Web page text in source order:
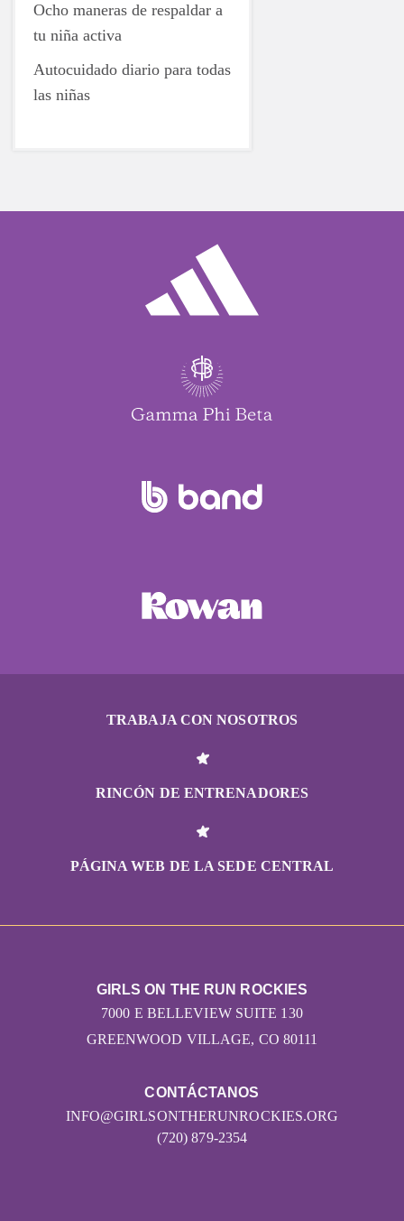
Ocho maneras de respaldar a
tu niña activa
Autocuidado diario para todas
las niñas
TRABAJA CON NOSOTROS
RINCÓN DE ENTRENADORES
PÁGINA WEB DE LA SEDE CENTRAL
CONTÁCTANOS
INFO@GIRLSONTHERUNROCKIES.ORG
(720) 879-2354
GIRLS ON THE RUN ROCKIES
7000 E BELLEVIEW SUITE 130
GREENWOOD VILLAGE, CO 80111